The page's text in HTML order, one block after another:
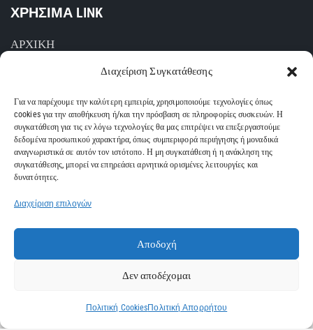
Διαχείριση Συγκατάθεσης
Για να παρέχουμε την καλύτερη εμπειρία, χρησιμοποιούμε τεχνολογίες όπως
cookies για την αποθήκευση ή/και την πρόσβαση σε πληροφορίες συσκευών. Η
συγκατάθεση για τις εν λόγω τεχνολογίες θα μας επιτρέψει να επεξεργαστούμε
δεδομένα προσωπικού χαρακτήρα, όπως συμπεριφορά περιήγησης ή μοναδικά
αναγνωριστικά σε αυτόν τον ιστότοπο. Η μη συγκατάθεση ή η ανάκληση της
συγκατάθεσης, μπορεί να επηρεάσει αρνητικά ορισμένες λειτουργίες και
δυνατότητες.
Διαχείριση επιλογών
Αποδοχή
Δεν αποδέχομαι
Πολιτική CookiesΠολιτική Απορρήτου
ΧΡΗΣΙΜΑ LINK
ΑΡΧΙΚΗ
ΕΤΑΙΡΙΑ
ΚΑΤΑΣΤΗΜΑ
ΕΠΙΚΟΙΝΩΝΙΑ
Nuntiusweb
Πληρωμές Πολιτική Απορρήτου